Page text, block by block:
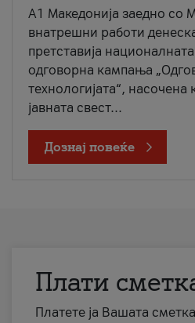
A1 Македонија заедно со
внатрешни работи
претставија
одговорна кампања
технологијата“,
јавната свест...
Дознај повеќе
Плати
Платете ја Вашата